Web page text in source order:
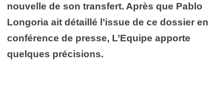
nouvelle de son transfert. Après que Pablo
Longoria ait détaillé l’issue de ce dossier en
conférence de presse, L’Equipe apporte
quelques précisions.